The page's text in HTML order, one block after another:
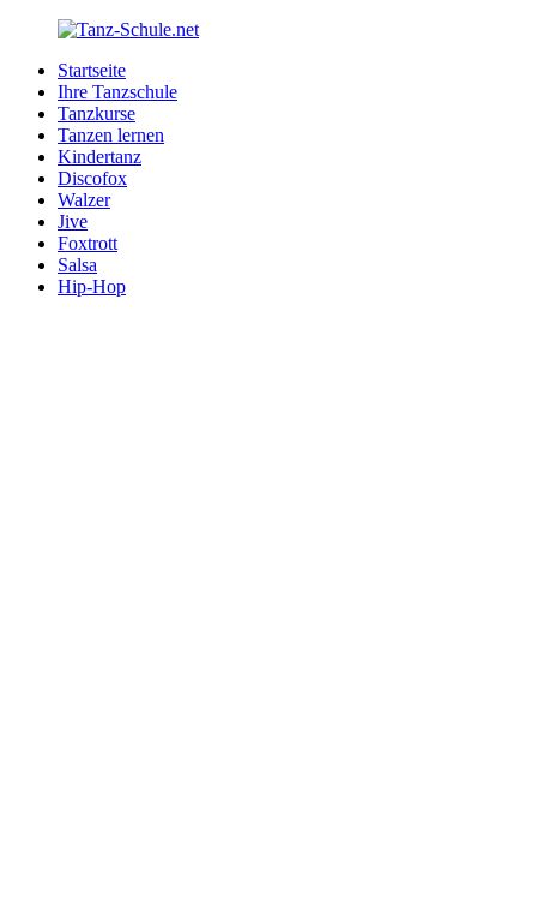
Zurück
Inhalt
Tanz-
Schule.net
Ihre
Tanzschule
Internet
Startseite
Ihre Tanzschule
Tanzkurse
Tanzen lernen
Kindertanz
Discofox
Walzer
Jive
Foxtrott
Salsa
Hip-Hop